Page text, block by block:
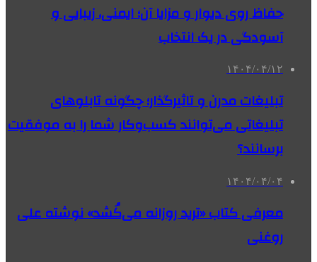
حفاظ روی دیوار و مزایا آن؛ ایمنی، زیبایی و
آسودگی در یک انتخاب
۱۴۰۴/۰۴/۱۲
تبلیغات مدرن و تاثیرگذار؛ چگونه تابلوهای
تبلیغاتی می‌توانند کسب‌وکار شما را به موفقیت
برسانند؟
۱۴۰۴/۰۴/۰۴
معرفی کتاب «ترید روزانه می‌کُشد» نوشته علی
روغنی